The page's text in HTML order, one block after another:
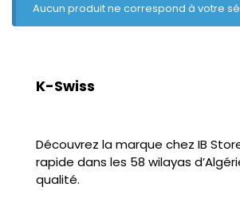
Aucun produit ne correspond à votre
K-Swiss
Découvrez la marque chez IB
rapide dans les 58 wilayas
qualité.